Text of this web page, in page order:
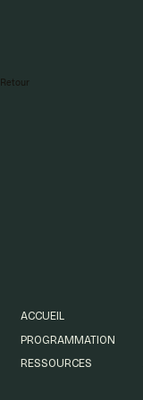
Retour
ACCUEIL
PROGRAMMATION
RESSOURCES